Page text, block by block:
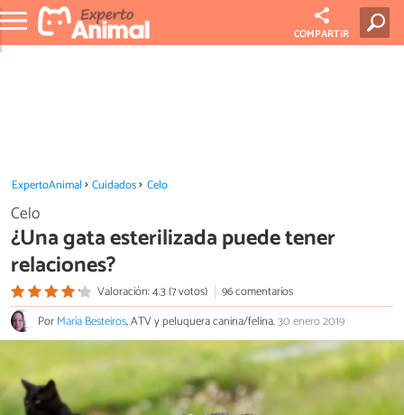
COMPARTIR
ExpertoAnimal Cuidados Celo
Celo
¿Una gata esterilizada puede tener
relaciones?
Valoración: 4.3 (7 votos)
96 comentarios
PorMaría Besteiros, ATV y peluquera canina/felina.30 enero 2019